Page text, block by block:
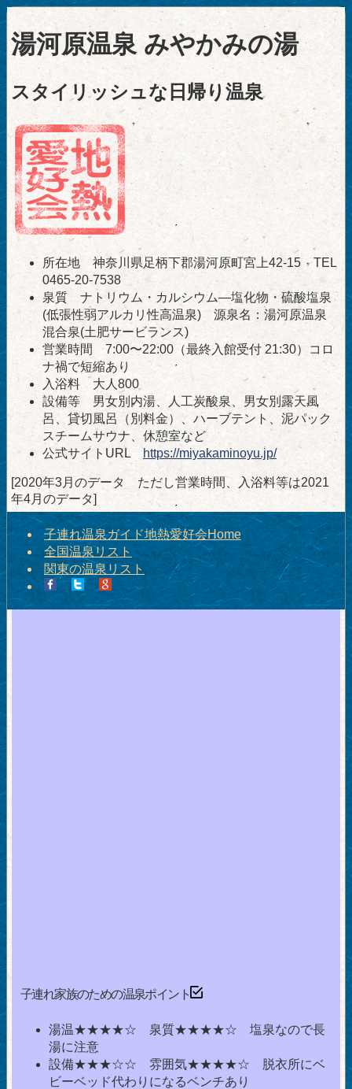
湯河原温泉 みやかみの湯
スタイリッシュな日帰り温泉
所在地 神奈川県足柄下郡湯河原町宮上42-15 TEL
0465-20-7538
泉質 ナトリウム・カルシウム―塩化物・硫酸塩泉
(低張性弱アルカリ性高温泉) 源泉名：湯河原温泉
混合泉(土肥サービランス)
営業時間 7:00〜22:00（最終入館受付 21:30）コロ
ナ禍で短縮あり
入浴料 大人800
設備等 男女別内湯、人工炭酸泉、男女別露天風
呂、貸切風呂（別料金）、ハーブテント、泥パック
スチームサウナ、休憩室など
公式サイトURL
https://miyakaminoyu.jp/
[2020年3月のデータ ただし営業時間、入浴料等は2021
年4月のデータ]
子連れ温泉ガイド地熱愛好会Home
全国温泉リスト
関東の温泉リスト
子連れ家族のための温泉ポイント
湯温★★★★☆ 泉質★★★★☆ 塩泉なので長
湯に注意
設備★★★☆☆ 雰囲気★★★★☆ 脱衣所にベ
ビーベッド代わりになるベンチあり